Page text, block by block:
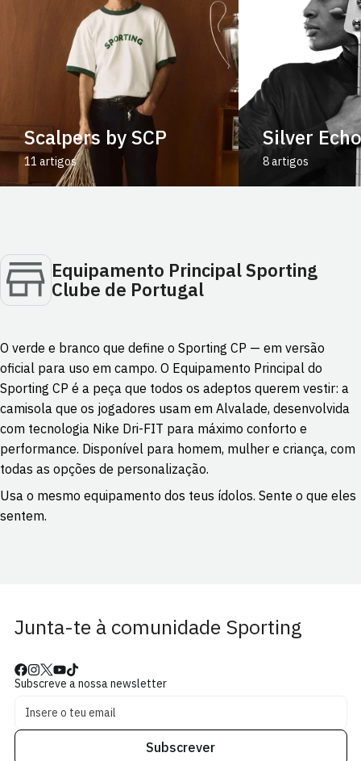
Scalpers by SCP
11 artigos
Silver Echo
8 artigos
Equipamento Principal Sporting
Clube de Portugal
O verde e branco que define o Sporting CP — em versão
oficial para uso em campo. O Equipamento Principal do
Sporting CP é a peça que todos os adeptos querem vestir: a
camisola que os jogadores usam em Alvalade, desenvolvida
com tecnologia Nike Dri-FIT para máximo conforto e
performance. Disponível para homem, mulher e criança, com
todas as opções de personalização.
Usa o mesmo equipamento dos teus ídolos. Sente o que eles
sentem.
Junta-te à comunidade Sporting
Subscreve a nossa newsletter
Subscrever